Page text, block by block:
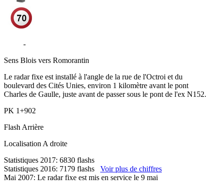
-
Sens Blois vers Romorantin
Le radar fixe est installé à l'angle de la rue de l'Octroi et du
boulevard des Cités Unies, environ 1 kilomètre avant le pont
Charles de Gaulle, juste avant de passer sous le pont de l'ex N152.
PK 1+902
Flash Arrière
Localisation A droite
Statistiques 2017: 6830 flashs
Statistiques 2016: 7179 flashs Voir plus de chiffres
Mai 2007: Le radar fixe est mis en service le 9 mai